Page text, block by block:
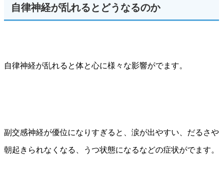
自律神経が乱れるとどうなるのか
自律神経が乱れると体と心に様々な影響がでます。
副交感神経が優位になりすぎると、涙が出やすい、だるさや
朝起きられなくなる、うつ状態になるなどの症状がでます。